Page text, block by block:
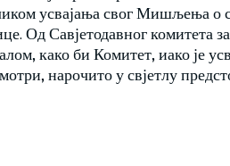
усвајања свог Мишљења о
Од Савјетодавног комитета
како би Комитет, иако је
нарочито у свјетлу